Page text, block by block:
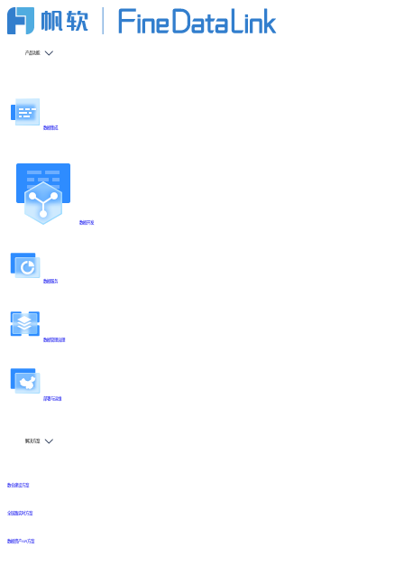
产品功能
数据集成
数据开发
数据服务
数据管理治理
部署与运维
解决方案
数仓建设方案
全链路实时方案
数据资产API方案